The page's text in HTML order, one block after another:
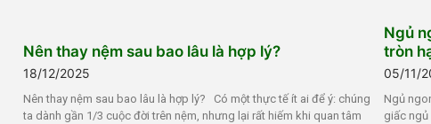
Nên thay nệm sau bao lâu là hợp lý?
18/12/2025
Nên thay nệm sau bao lâu là hợp lý? Có một thực tế ít ai để ý: chúng
ta dành gần 1/3 cuộc đời trên nệm, nhưng lại rất hiếm khi quan tâm
Ngủ
tròn
05/11/
Ngủ
giấc